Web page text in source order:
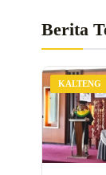
Berita
KALTENG